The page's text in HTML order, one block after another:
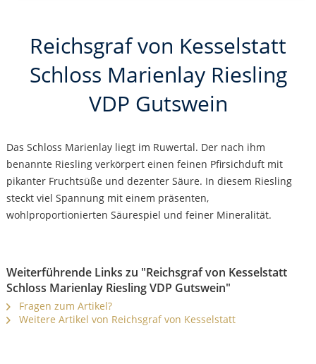
Reichsgraf von Kesselstatt
Schloss Marienlay Riesling
VDP Gutswein
Das Schloss Marienlay liegt im Ruwertal. Der nach ihm
benannte Riesling verkörpert einen feinen Pfirsichduft mit
pikanter Fruchtsüße und dezenter Säure. In diesem Riesling
steckt viel Spannung mit einem präsenten,
wohlproportionierten Säurespiel und feiner Mineralität.
Weiterführende Links zu "Reichsgraf von Kesselstatt
Schloss Marienlay Riesling VDP Gutswein"
Fragen zum Artikel?
Weitere Artikel von Reichsgraf von Kesselstatt